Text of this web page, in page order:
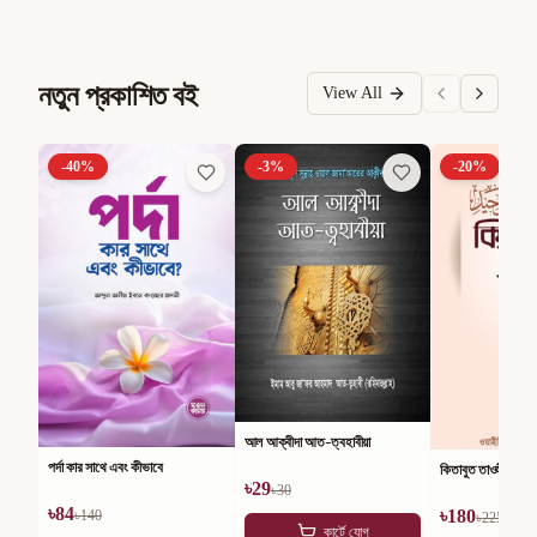
নতুন প্রকাশিত বই View All
-40%
পর্দা কার সাথে এবং কীভাবে
৳84৳140
-3%
আল আক্বীদা আত-ত্বহাবীয়া
৳29৳30
কার্টে যোগ
-20%
কিতাবুত তাওহীদ
৳180৳225